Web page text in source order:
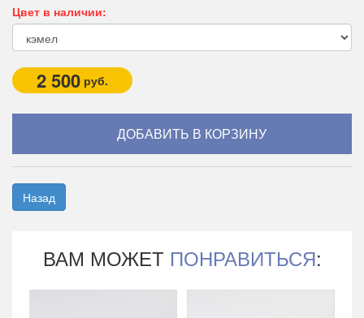
Цвет в наличии:
2 500 руб.
Назад
ВАМ МОЖЕТ ПОНРАВИТЬСЯ: